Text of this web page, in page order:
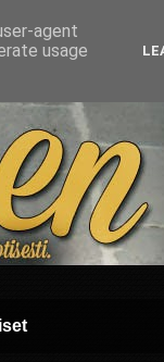
agent
usage